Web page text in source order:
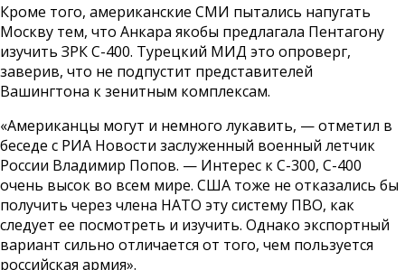
Кроме того, американские СМИ пытались напугать
Москву тем, что Анкара якобы предлагала Пентагону
изучить ЗРК С-400. Турецкий МИД это опроверг,
заверив, что не подпустит представителей
Вашингтона к зенитным комплексам.
«Американцы могут и немного лукавить, — отметил в
беседе с РИА Новости заслуженный военный летчик
России Владимир Попов. — Интерес к С-300, С-400
очень высок во всем мире. США тоже не отказались бы
получить через члена НАТО эту систему ПВО, как
следует ее посмотреть и изучить. Однако экспортный
вариант сильно отличается от того, чем пользуется
российская армия».